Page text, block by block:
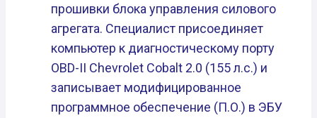
прошивки блока управления силового
агрегата. Специалист присоединяет
компьютер к диагностическому порту
OBD-II Chevrolet Cobalt 2.0 (155 л.с.) и
записывает модифицированное
программное обеспечение (П.О.) в ЭБУ